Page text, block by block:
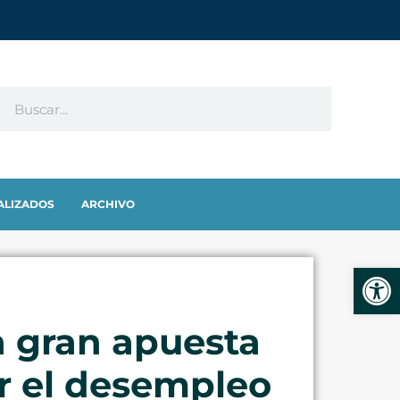
ARCHIVO
gran apuesta
el desempleo